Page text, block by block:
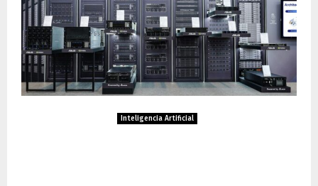
Inteligencia Artificial